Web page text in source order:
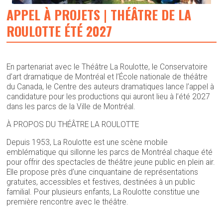
APPEL À PROJETS | THÉÂTRE DE LA
ROULOTTE ÉTÉ 2027
En partenariat avec le Théâtre La Roulotte, le Conservatoire
d’art dramatique de Montréal et l’École nationale de théâtre
du Canada, le Centre des auteurs dramatiques lance l’appel à
candidature pour les productions qui auront lieu à l’été 2027
dans les parcs de la Ville de Montréal.
À PROPOS DU THÉÂTRE LA ROULOTTE
Depuis 1953, La Roulotte est une scène mobile
emblématique qui sillonne les parcs de Montréal chaque été
pour offrir des spectacles de théâtre jeune public en plein air.
Elle propose près d’une cinquantaine de représentations
gratuites, accessibles et festives, destinées à un public
familial. Pour plusieurs enfants, La Roulotte constitue une
première rencontre avec le théâtre.